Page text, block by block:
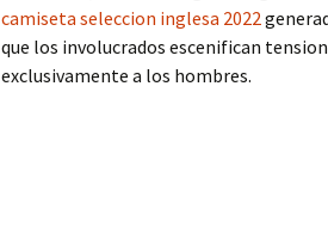
camiseta seleccion inglesa 2022
que los involucrados escenifican
exclusivamente a los hombres.